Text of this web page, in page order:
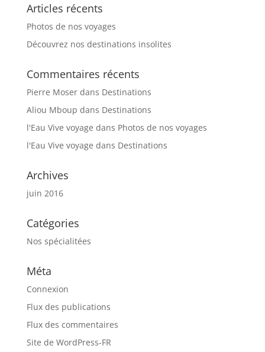
Articles récents
Photos de nos voyages
Découvrez nos destinations insolites
Commentaires récents
Pierre Moserdans Destinations
Aliou Mboup dans Destinations
l'Eau Vive voyage dans Photos de nos voyages
l'Eau Vive voyage dans Destinations
Archives
juin 2016
Catégories
Nos spécialitées
Méta
Connexion
Flux des publications
Flux des commentaires
Site de WordPress-FR